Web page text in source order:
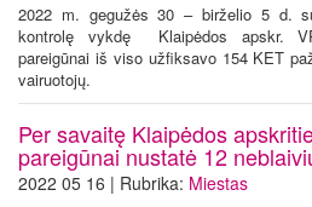
2022 m. gegužės 30 – birželio 5 d.
kontrolę vykdę Klaipėdos apskr.
pareigūnai iš viso užfiksavo 154 KET
vairuotojų.
Per savaitę Klaipėdos
pareigūnai nustatė 12
2022 05 16 | Rubrika: Miestas